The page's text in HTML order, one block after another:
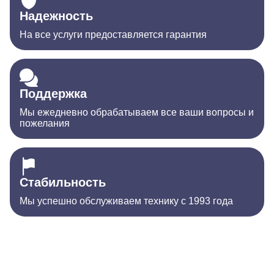
Надежность
На все услуги предоставляется гарантия
Поддержка
Мы ежедневно обрабатываем все ваши вопросы и
пожелания
Стабильность
Мы успешно обслуживаем технику с 1993 года